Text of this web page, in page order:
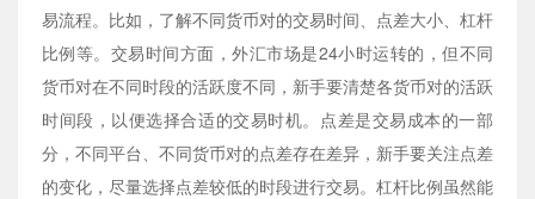
易流程。比如，了解不同货币对的交易时间、点差大小、杠杆
比例等。交易时间方面，外汇市场是24小时运转的，但不同
货币对在不同时段的活跃度不同，新手要清楚各货币对的活跃
时间段，以便选择合适的交易时机。点差是交易成本的一部
分，不同平台、不同货币对的点差存在差异，新手要关注点差
的变化，尽量选择点差较低的时段进行交易。杠杆比例虽然能